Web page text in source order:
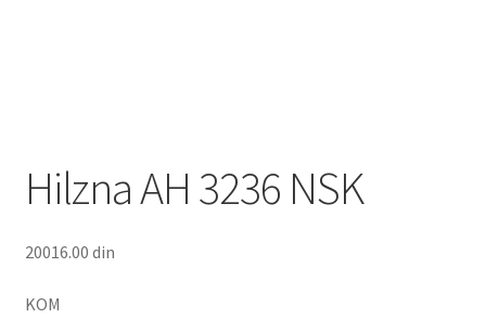
Hilzna AH 3236 NSK
20016.00 din
KOM